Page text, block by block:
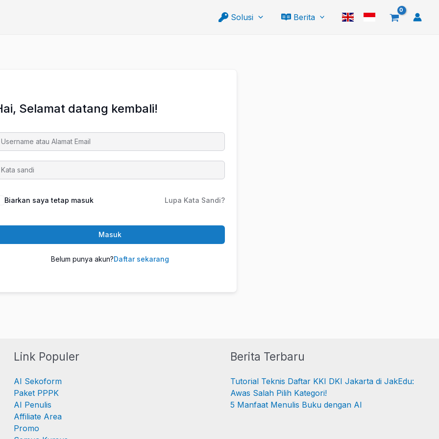
Solusi
Berita
Selamat datang kembali!
Biarkan saya tetap masuk Lupa Kata Sandi?
Masuk
Belum punya akun?Daftar sekarang
Link Populer
AI Sekoform
Paket PPPK
AI Penulis
Affiliate Area
Promo
Berita Terbaru
Tutorial Teknis Daftar KKI DKI Jakarta di JakEdu:
Awas Salah Pilih Kategori!
5 Manfaat Menulis Buku dengan AI